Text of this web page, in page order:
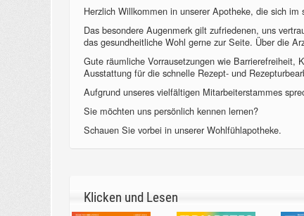
Herzlich Willkommen in unserer Apotheke, die sich
Das besondere Augenmerk gilt zufriedenen, uns
das gesundheitliche Wohl gerne zur Seite. Über die
Gute räumliche Vorrausetzungen wie Barrierefreiheit,
Ausstattung für die schnelle Rezept- und
Aufgrund unseres vielfältigen Mitarbeiterstammes
Sie möchten uns persönlich kennen lernen?
Schauen Sie vorbei in unserer Wohlfühlapotheke.
Klicken und Lesen